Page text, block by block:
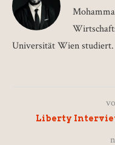
Universität Wien studiert.
Liberty